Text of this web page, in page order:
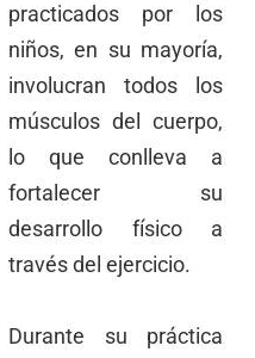
practicados por los
niños, en su mayoría,
involucran todos los
músculos del cuerpo,
lo que conlleva a
fortalecer su
desarrollo físico a
través del ejercicio.
Durante su práctica